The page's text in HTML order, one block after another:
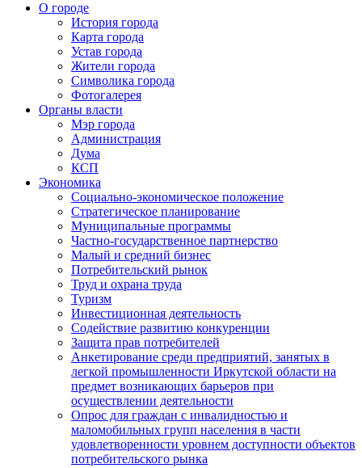
О городе
История города
Карта города
Устав города
Жители города
Символика города
Фотогалерея
Органы власти
Мэр города
Администрация
Дума
КСП
Экономика
Социально-экономическое положение
Стратегическое планирование
Муниципальные программы
Частно-государственное партнерство
Малый и средний бизнес
Потребительский рынок
Труд и охрана труда
Туризм
Инвестиционная деятельность
Содействие развитию конкуренции
Защита прав потребителей
Анкетирование среди предприятий, занятых в
легкой промышленности Иркутской области на
предмет возникающих барьеров при
осуществлении деятельности
Опрос для граждан с инвалидностью и
маломобильных групп населения в части
удовлетворенности уровнем доступности объектов
потребительского рынка